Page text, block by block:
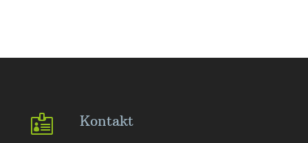
 Kontakt